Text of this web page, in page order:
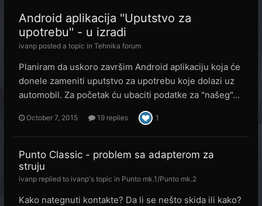
Android aplikacija ''Uputstvo za
upotrebu'' - u izradi
ivanp posted a topic in Tehnika forum
Planiram da uskoro završim Android aplikaciju koja će
donele zameniti uputstvo za upotrebu koje dolazi uz
automobil. Za početak ću ubaciti podatke za "našeg"...
October 7, 2015 19 replies 1
Punto Classic - problem sa adapterom za
struju
ivanp replied to ivanp's topic in Punto mk.1/Punto mk.2
Kako nategnuti kontakte? Da li se nešto skida ili kako?